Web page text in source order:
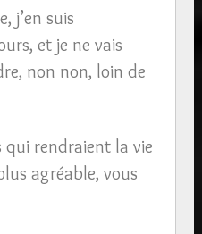
j’en suis
et je ne vais
non non, loin de
qui rendraient la vie
agréable, vous